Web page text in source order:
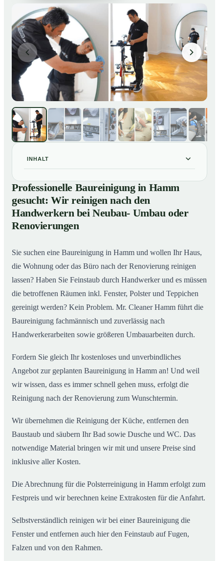
INHALT
01 Professionelle Baureinigung in Hamm gesucht: Wir
reinigen nach den Handwerkern bei Neubau- Umbau
oder Renovierungen
02Baureinigung in Hamm – Profis im Einsatz
Professionelle Baureinigung in Hamm
gesucht: Wir reinigen nach den
Handwerkern bei Neubau- Umbau oder
Renovierungen
Sie suchen eine Baureinigung in Hamm und wollen Ihr Haus,
die Wohnung oder das Büro nach der Renovierung reinigen
lassen? Haben Sie Feinstaub durch Handwerker und es müssen
die betroffenen Räumen inkl. Fenster, Polster und Teppichen
gereinigt werden? Kein Problem. Mr. Cleaner Hamm führt die
Baureinigung fachmännisch und zuverlässig nach
Handwerkerarbeiten sowie größeren Umbauarbeiten durch.
Fordern Sie gleich Ihr kostenloses und unverbindliches
Angebot zur geplanten Baureinigung in Hamm an! Und weil
wir wissen, dass es immer schnell gehen muss, erfolgt die
Reinigung nach der Renovierung zum Wunschtermin.
Wir übernehmen die Reinigung der Küche, entfernen den
Baustaub und säubern Ihr Bad sowie Dusche und WC. Das
notwendige Material bringen wir mit und unsere Preise sind
inklusive aller Kosten.
Die Abrechnung für die Polsterreinigung in Hamm erfolgt zum
Festpreis und wir berechnen keine Extrakosten für die Anfahrt.
Selbstverständlich reinigen wir bei einer Baureinigung die
Fenster und entfernen auch hier den Feinstaub auf Fugen,
Falzen und von den Rahmen.